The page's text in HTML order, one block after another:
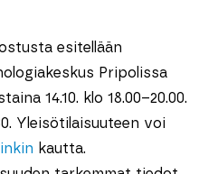
esitellään
Pripolissa
14.10. klo 18.00–20.00.
Yleisötilaisuuteen voi
kautta.